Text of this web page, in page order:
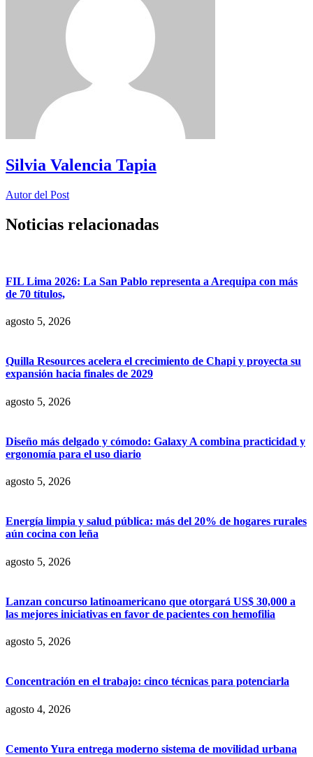
Silvia Valencia Tapia
Autor del Post
Noticias relacionadas
FIL Lima 2026: La San Pablo representa a Arequipa con más
de 70 títulos,
agosto 5, 2026
Quilla Resources acelera el crecimiento de Chapi y proyecta su
expansión hacia finales de 2029
agosto 5, 2026
Diseño más delgado y cómodo: Galaxy A combina practicidad y
ergonomía para el uso diario
agosto 5, 2026
Energía limpia y salud pública: más del 20% de hogares rurales
aún cocina con leña
agosto 5, 2026
Lanzan concurso latinoamericano que otorgará US$ 30,000 a
las mejores iniciativas en favor de pacientes con hemofilia
agosto 5, 2026
Concentración en el trabajo: cinco técnicas para potenciarla
agosto 4, 2026
Cemento Yura entrega moderno sistema de movilidad urbana